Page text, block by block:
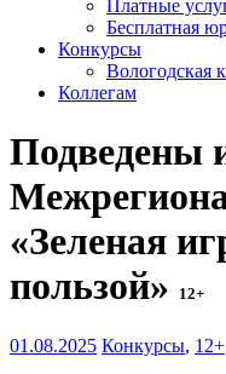
Платные
Бесплатная
Конкурсы
Вологодская
Коллегам
Подведены
«Зеленая
пользой»
12+
01.08.2025 Конкурсы, 12+